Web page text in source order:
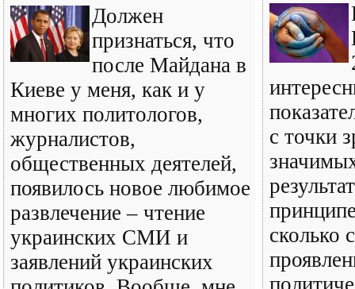
Должен
признаться, что
после Майдана в
Киеве у меня, как и у
многих политологов,
журналистов,
общественных деятелей,
появилось новое любимое
развлечение – чтение
украинских СМИ и
заявлений украинских
с точки
сколько